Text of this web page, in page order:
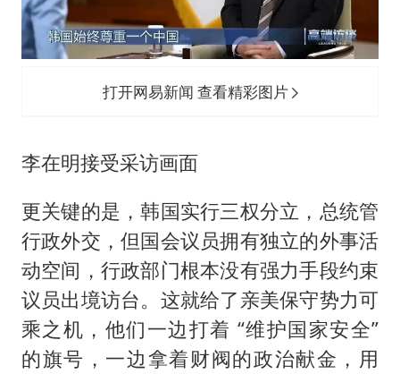
打开网易新闻 查看精彩图片
李在明接受采访画面
更关键的是，韩国实行三权分立，总统管
行政外交，但国会议员拥有独立的外事活
动空间，行政部门根本没有强力手段约束
议员出境访台。这就给了亲美保守势力可
乘之机，他们一边打着 “维护国家安全”
的旗号，一边拿着财阀的政治献金，用